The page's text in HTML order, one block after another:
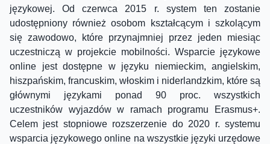
językowej. Od czerwca 2015 r. system ten zostanie
udostępniony również osobom kształcącym i szkolącym
się zawodowo, które przynajmniej przez jeden miesiąc
uczestniczą w projekcie mobilności. Wsparcie językowe
online jest dostępne w języku niemieckim, angielskim,
hiszpańskim, francuskim, włoskim i niderlandzkim, które są
głównymi językami ponad 90 proc. wszystkich
uczestników wyjazdów w ramach programu Erasmus+.
Celem jest stopniowe rozszerzenie do 2020 r. systemu
wsparcia językowego online na wszystkie języki urzędowe